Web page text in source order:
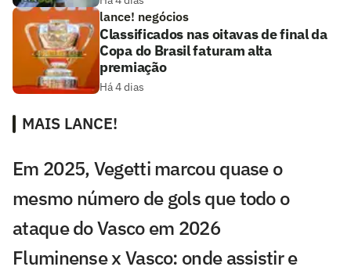
lance! negócios
Classificados nas oitavas de final da
Copa do Brasil faturam alta
premiação
Há 4 dias
MAIS LANCE!
Em 2025, Vegetti marcou quase o
mesmo número de gols que todo o
ataque do Vasco em 2026
Fluminense x Vasco: onde assistir e